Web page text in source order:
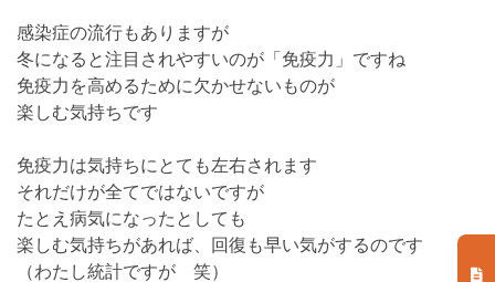
感染症の流行もありますが
冬になると注目されやすいのが「免疫力」ですね
免疫力を高めるために欠かせないものが
楽しむ気持ちです
免疫力は気持ちにとても左右されます
それだけが全てではないですが
たとえ病気になったとしても
楽しむ気持ちがあれば、回復も早い気がするのです
（わたし統計ですが 笑）